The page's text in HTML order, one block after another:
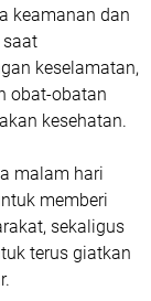
keamanan dan
saat
keselamatan,
obat-obatan
kesehatan.
malam hari
memberi
sekaligus
terus giatkan